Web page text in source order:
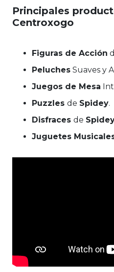
Principales
Centroxogo
Figuras de Acción
Peluches Suaves y
Juegos de Mesa
Puzzles de Spidey.
Disfraces de
Juguetes